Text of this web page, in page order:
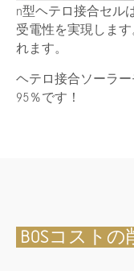
n型ヘテロ接合セル
受電性を実現しま
れます。
ヘテロ接合ソーラ
95％です！
BOSコストの